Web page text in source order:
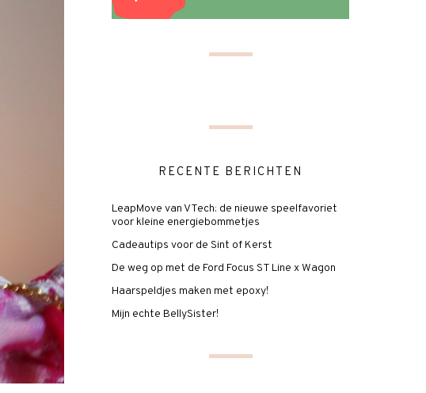
RECENTE BERICHTEN
LeapMove van VTech: de nieuwe speelfavoriet
voor kleine energiebommetjes
Cadeautips voor de Sint of Kerst
De weg op met de Ford Focus ST Line x Wagon
Haarspeldjes maken met epoxy!
Mijn echte BellySister!